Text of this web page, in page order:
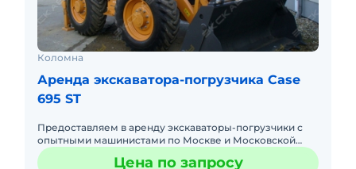
Коломна
Аренда экскаватора-погрузчика Case
695 ST
Предоставляем в аренду экскаваторы-погрузчики с
опытными машинистами по Москве и Московской
области. Любой вид аренды. Долгосрочный,
краткосрочный (почасовой, п
Цена по запросу